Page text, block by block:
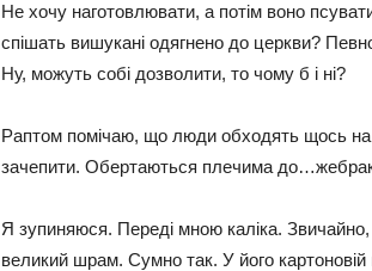
Не хочу наготовлювати, а потім воно
спішать вишукані одягнено до церкви?
Ну, можуть собі дозволити, то чому б і ні?
Раптом помічаю, що люди обходять щось на
зачепити. Обертаються плечима
Я зупиняюся. Переді мною каліка.
великий шрам. Сумно так. У його